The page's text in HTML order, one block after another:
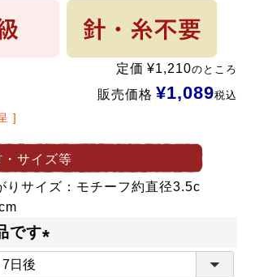
定価 ¥1,210のところ
販売価格 ¥1,089税込
]
・サイズ等
りサイズ：モチーフ約直径3.5c
です